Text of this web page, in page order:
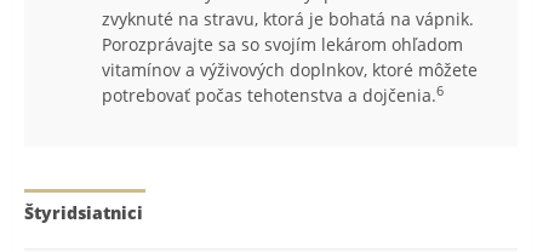
zvyknuté na stravu, ktorá je bohatá na vápnik.
Porozprávajte sa so svojím lekárom ohľadom
vitamínov a výživových doplnkov, ktoré môžete
potrebovať počas tehotenstva a dojčenia.6
Štyridsiatnici